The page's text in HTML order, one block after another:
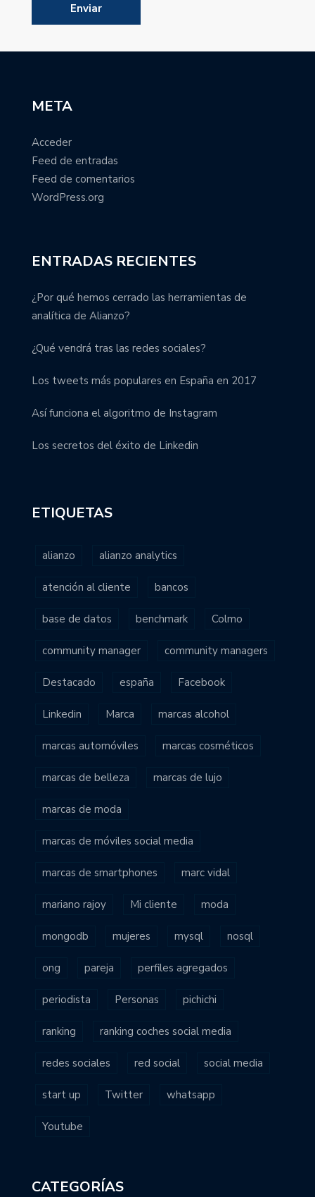
META
Acceder
Feed de entradas
Feed de comentarios
WordPress.org
ENTRADAS RECIENTES
¿Por qué hemos cerrado las herramientas de
analítica de Alianzo?
¿Qué vendrá tras las redes sociales?
Los tweets más populares en España en 2017
Así funciona el algoritmo de Instagram
Los secretos del éxito de Linkedin
ETIQUETAS
alianzo alianzo analytics
atención al cliente bancos
base de datos benchmark Colmo
community manager community managers
Destacado españa Facebook
Linkedin Marca marcas alcohol
marcas automóviles marcas cosméticos
marcas de belleza marcas de lujo
marcas de moda
marcas de móviles social media
marcas de smartphones marc vidal
mariano rajoy Mi cliente moda
mongodb mujeres mysql nosql
ong pareja perfiles agregados
periodista Personas pichichi
ranking ranking coches social media
redes sociales red social social media
start up Twitter whatsapp
Youtube
CATEGORÍAS